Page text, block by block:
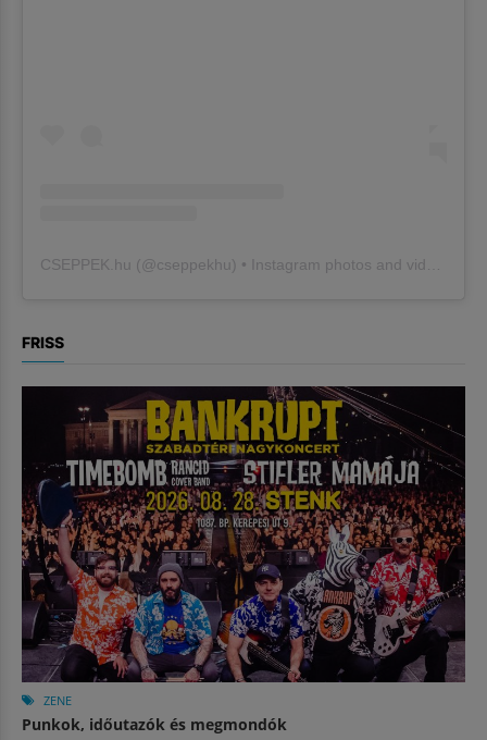
CSEPPEK.hu (@cseppekhu ) • Instagram photos and videos
FRISS
ZENE
Punkok, időutazók és megmondók